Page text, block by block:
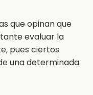
que opinan que
evaluar la
pues ciertos
una determinada